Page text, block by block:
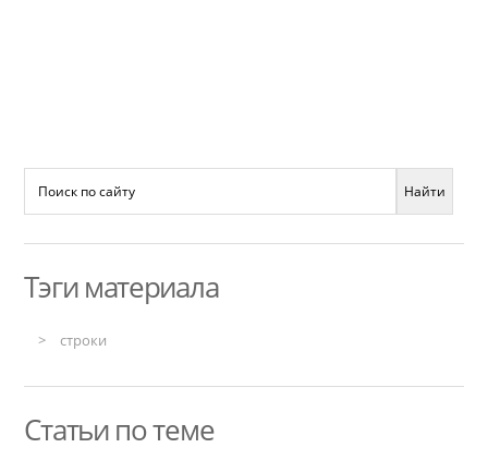
Тэги материала
строки
Статьи по теме